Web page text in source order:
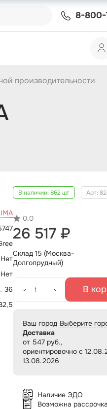
8-800-
производительности
Нет
Нет
36
В наличии:862 шт Арт:
0,0
26 517 ₽
Склад 15 (Москва-
Долгопрудный)
В
Ваш город Выберите
Доставка
от 547 руб.,
ориентировочно с
13.08.2026
Наличие ЭДО
Возможна